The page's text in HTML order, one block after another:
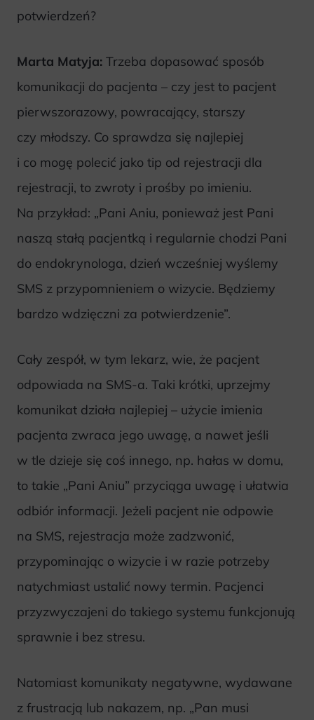
potwierdzeń?
Marta Matyja: Trzeba dopasować sposób
komunikacji do pacjenta – czy jest to pacjent
pierwszorazowy, powracający, starszy
czy młodszy. Co sprawdza się najlepiej
i co mogę polecić jako tip od rejestracji dla
rejestracji, to zwroty i prośby po imieniu.
Na przykład: „Pani Aniu, ponieważ jest Pani
naszą stałą pacjentką i regularnie chodzi Pani
do endokrynologa, dzień wcześniej wyślemy
SMS z przypomnieniem o wizycie. Będziemy
bardzo wdzięczni za potwierdzenie”.
Cały zespół, w tym lekarz, wie, że pacjent
odpowiada na SMS-a. Taki krótki, uprzejmy
komunikat działa najlepiej – użycie imienia
pacjenta zwraca jego uwagę, a nawet jeśli
w tle dzieje się coś innego, np. hałas w domu,
to takie „Pani Aniu” przyciąga uwagę i ułatwia
odbiór informacji. Jeżeli pacjent nie odpowie
na SMS, rejestracja może zadzwonić,
przypominając o wizycie i w razie potrzeby
natychmiast ustalić nowy termin. Pacjenci
przyzwyczajeni do takiego systemu funkcjonują
sprawnie i bez stresu.
Natomiast komunikaty negatywne, wydawane
z frustracją lub nakazem, np. „Pan musi